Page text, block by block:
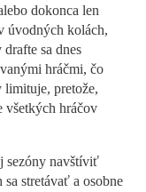
dokonca len
úvodných kolách,
sa dnes
hráčmi, čo
limituje, pretože,
všetkých hráčov
sezóny navštíviť
stretávať a osobne